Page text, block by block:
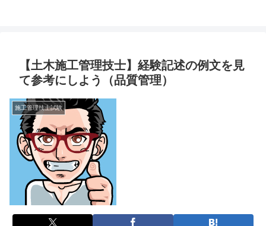
【土木施工管理技士】経験記述の例文を見
て参考にしよう（品質管理）
施工管理技士試験